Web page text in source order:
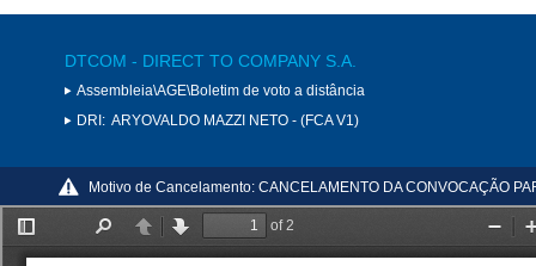
DTCOM - DIRECT TO COMPANY S.A.
Assembleia\AGE\Boletim de voto a distância
DRI: ARYOVALDO MAZZI NETO - (FCA V1)
Motivo de Cancelamento: CANCELAMENTO DA CONVOCAÇÃO